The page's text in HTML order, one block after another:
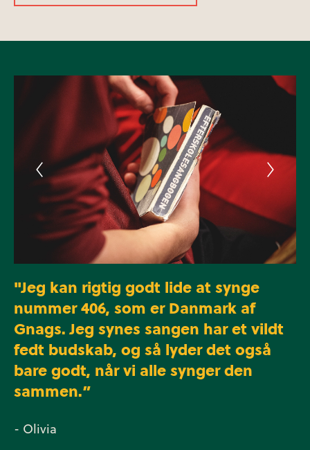
"Jeg kan rigtig godt lide at synge
nummer 406, som er Danmark af
Gnags. Jeg synes sangen har et vildt
fedt budskab, og så lyder det også
bare godt, når vi alle synger den
sammen.”
- Olivia